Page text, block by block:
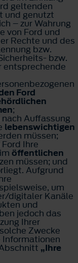
geltenden
und genutzt
– zur Wahrung
von Ford und
Rechte und des
bzw.
bzw.
entsprechende
Ford
;
Auffassung
lebenswichtigen
müssen;
Ihre
öffentlichen
müssen; und
Aufgrund
um
digitaler Kanäle
und
jedoch das
Ihrer
Zwecke
Informationen
„Ihre